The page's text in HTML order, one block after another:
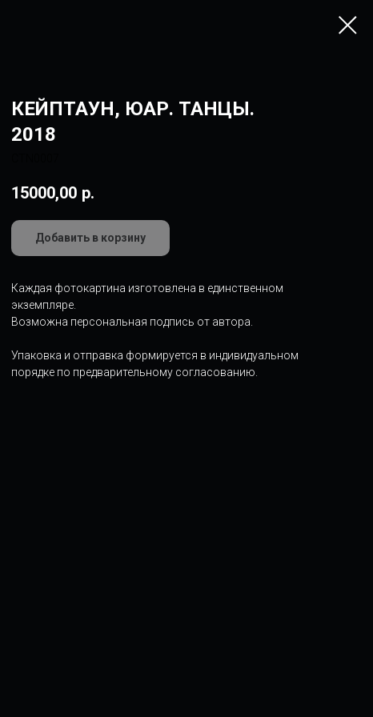
КЕЙПТАУН, ЮАР. ТАНЦЫ.
2018
15000,00 р.
Добавить в корзину
Каждая фотокартина изготовлена в единственном
экземпляре.
Возможна персональная подпись от автора.
Упаковка и отправка формируется в индивидуальном
порядке по предварительному согласованию.